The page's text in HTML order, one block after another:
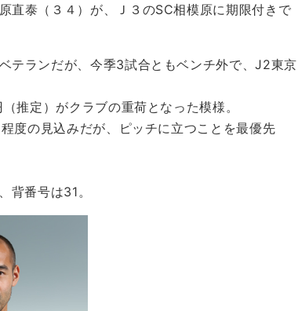
直泰（３４）が、Ｊ３のSC相模原に期限付きで
テランだが、今季3試合ともベンチ外で、J2東京
推定）がクラブの重荷となった模様。
度の見込みだが、ピッチに立つことを最優先
番号は31。